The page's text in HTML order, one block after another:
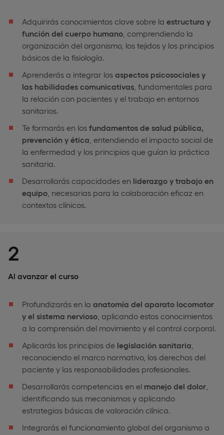
Adquirirás conocimientos clave sobre la estructura y
función del cuerpo humano , comprendiendo la
organización del organismo, los tejidos y los principios
básicos de la fisiología.
Aprenderás a integrar los aspectos psicosociales y
las habilidades comunicativas , fundamentales para
la relación con pacientes y el trabajo en entornos
sanitarios.
Te formarás en los fundamentos de salud pública,
prevención y ética , entendiendo el impacto social de
la enfermedad y los principios que guían la práctica
sanitaria.
Desarrollarás capacidades en liderazgo y trabajo en
equipo , necesarias para la colaboración eficaz en
contextos clínicos.
2
Al avanzar el curso
Profundizarás en la anatomía del aparato locomotor
y el sistema nervioso , aplicando estos conocimientos
a la comprensión del movimiento y el control corporal.
Aplicarás los principios de legislación sanitaria
reconociendo el marco normativo, los derechos del
paciente y las responsabilidades profesionales.
Desarrollarás competencias en el manejo del dolor
identificando sus mecanismos y aplicando
estrategias básicas de valoración clínica.
Integrarás el funcionamiento global del organismo a